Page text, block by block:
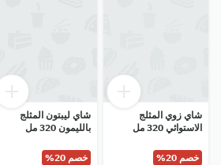
شاي زوي المثلج
الاستوائي 320 مل
خصم 20%
شاي ليبتون المثلج
بالليمون 320 مل
خصم 20%